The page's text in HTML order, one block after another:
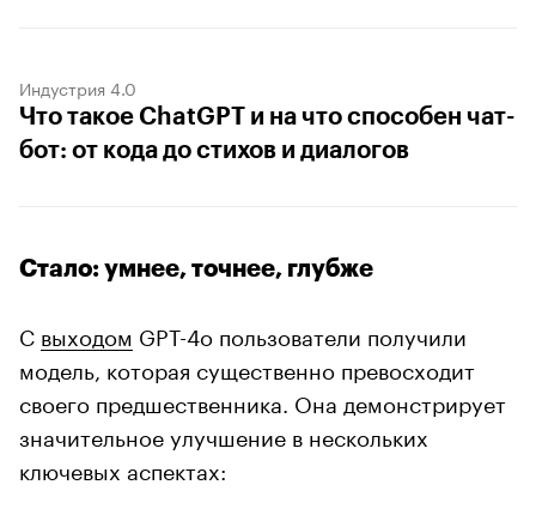
Индустрия 4.0
Что такое ChatGPT и на что способен чат-
бот: от кода до стихов и диалогов
Стало: умнее, точнее, глубже
С выходом GPT-4o пользователи получили
модель, которая существенно превосходит
своего предшественника. Она демонстрирует
значительное улучшение в нескольких
ключевых аспектах: